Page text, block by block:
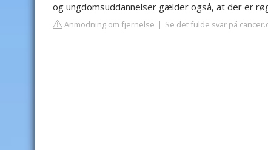
og ungdomsuddannelser gælder også, at der er
Anmodning om fjernelse Se det fulde svar på